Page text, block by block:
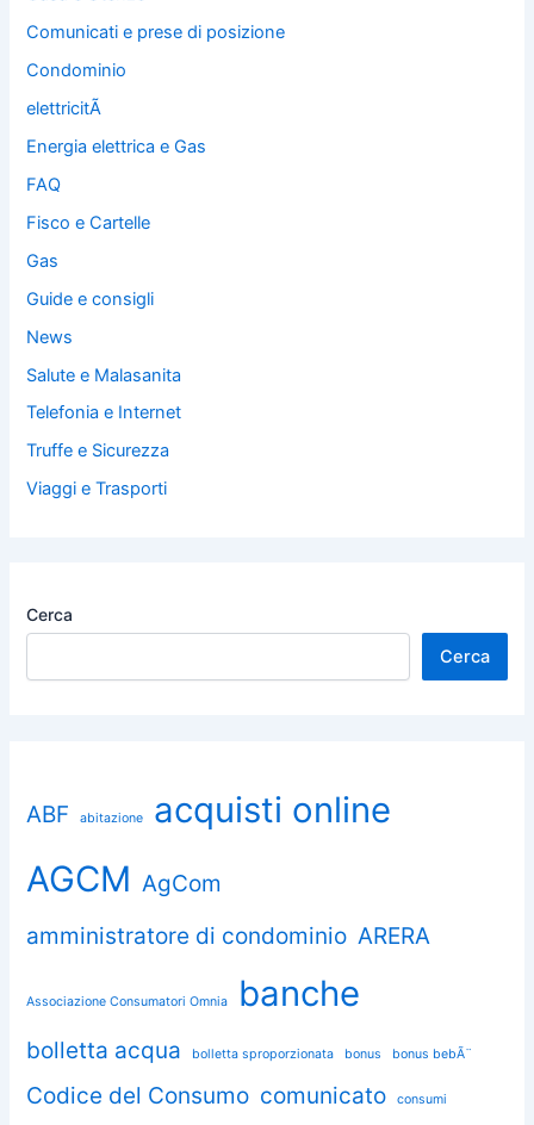
Comunicati e prese di posizione
Condominio
elettricitÃ
Energia elettrica e Gas
FAQ
Fisco e Cartelle
Gas
Guide e consigli
News
Salute e Malasanita
Telefonia e Internet
Truffe e Sicurezza
Viaggi e Trasporti
Cerca
Cerca
ABF abitazione
acquisti online
AGCM AgCom
amministratore di condominio ARERA
Associazione Consumatori Omnia banche
bolletta acqua bolletta sproporzionata bonus bonus bebÃ¨
Codice del Consumo comunicato consumi